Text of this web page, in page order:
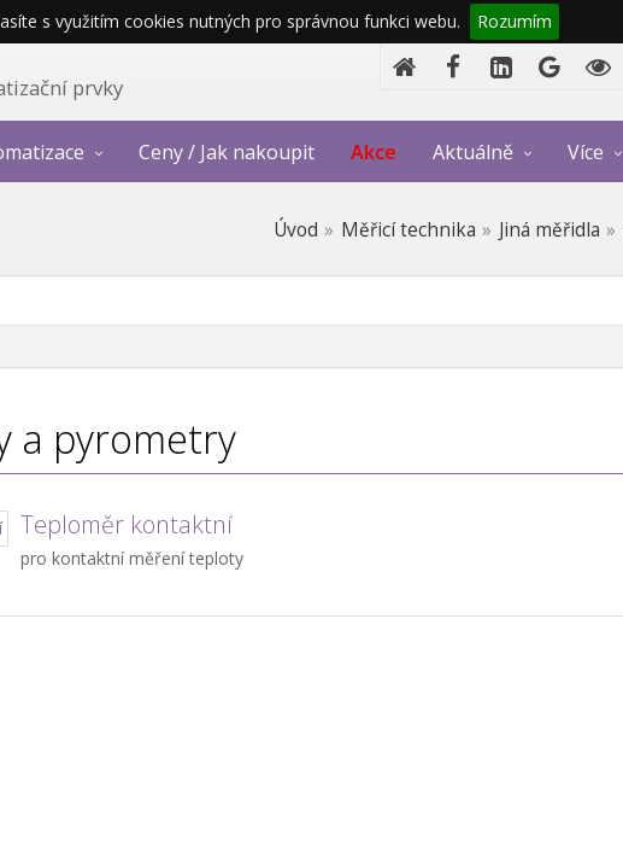
s využitím cookies nutných pro správnou funkci webu. Rozumím
prvky
Ceny / Jak nakoupit Akce Aktuálně Více
Úvod Měřicí technika Jiná měřidla
a pyrometry
Teploměr kontaktní
pro kontaktní měření teploty